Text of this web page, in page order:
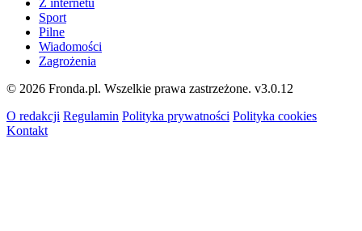
Sport
Pilne
Wiadomości
Zagrożenia
© 2026 Fronda.pl. Wszelkie prawa zastrzeżone. v3.0.12
O redakcji Regulamin Polityka prywatności Polityka cookies
Kontakt